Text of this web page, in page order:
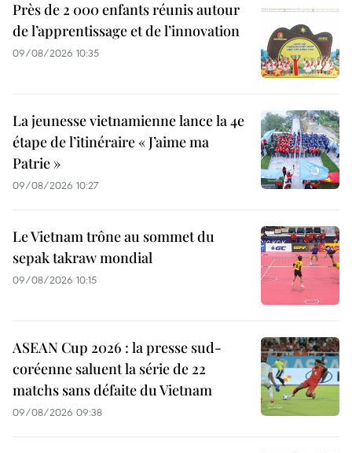
Près de 2 000 enfants réunis autour
de l’apprentissage et de l’innovation
09/08/2026 10:35
La jeunesse vietnamienne lance la 4e
étape de l’itinéraire « J’aime ma
Patrie »
09/08/2026 10:27
Le Vietnam trône au sommet du
sepak takraw mondial
09/08/2026 10:15
ASEAN Cup 2026 : la presse sud-
coréenne saluent la série de 22
matchs sans défaite du Vietnam
09/08/2026 09:38